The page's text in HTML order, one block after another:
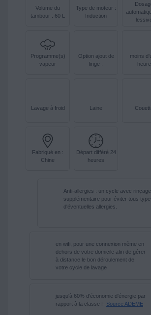
Volume du
tambour : 60 L
Type de moteur :
Induction
Programme(s)
vapeur
Option ajout de
linge :
moins
heure
Lavage à froid Laine
Fabriqué en :
Chine
Départ différé 24
heures
Anti-allergies : un cycle avec rinçage
supplémentaire pour éviter tous
d'éventuelles allergies.
en wifi, pour une connexion même en
dehors de votre domicile afin de gérer
à distance le bon déroulement de
votre cycle de lavage
jusqu'à 60% d'économie d'énergie par
rapport à la classe F Source ADEME